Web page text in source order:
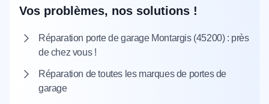
Vos problèmes, nos solutions !
Réparation porte de garage Montargis (45200) : près
de chez vous !
Réparation de toutes les marques de portes de
garage